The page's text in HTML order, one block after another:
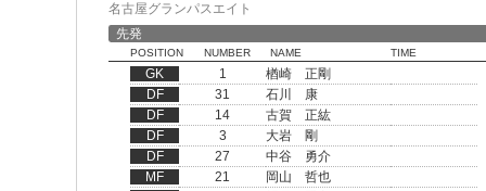
名古屋グランパスエイト
先発
POSITION NUMBER NAME TIME
GK 1
楢崎 正剛
DF
31
石川 康
DF
14
古賀 正紘
DF
3
大岩 剛
DF
27
中谷 勇介
MF
21
岡山 哲也